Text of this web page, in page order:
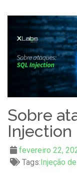
Sobre
Injection
fevereiro 22,
Tags: Injeção